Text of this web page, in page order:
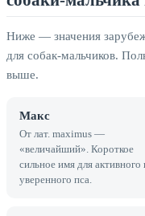
Ниже — значения
для собак-мальчиков.
выше.
Макс
От лат. maximus —
«величайший». Короткое
сильное имя для активного
уверенного пса.